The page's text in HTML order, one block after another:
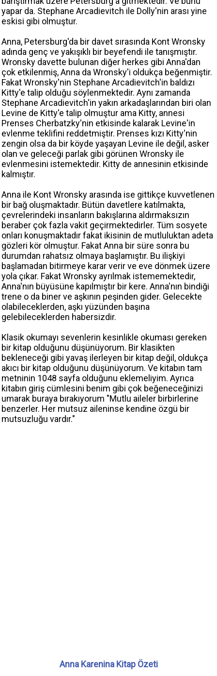
yapar da. Stephane Arcadievitch ile Dolly'nin arası yine
eskisi gibi olmuştur.
Anna, Petersburg'da bir davet sırasında Kont Wronsky
adında genç ve yakışıklı bir beyefendi ile tanışmıştır.
Wronsky davette bulunan diğer herkes gibi Anna'dan
çok etkilenmiş, Anna da Wronsky'i oldukça beğenmiştir.
Fakat Wronsky'nin Stephane Arcadievitch'in baldızı
Kitty'e talip olduğu söylenmektedir. Aynı zamanda
Stephane Arcadievitch'in yakın arkadaşlarından biri olan
Levine de Kitty'e talip olmuştur ama Kitty, annesi
Prenses Cherbatzky'nin etkisinde kalarak Levine'in
evlenme teklifini reddetmiştir. Prenses kızı Kitty'nin
zengin olsa da bir köyde yaşayan Levine ile değil, asker
olan ve geleceği parlak gibi görünen Wronsky ile
evlenmesini istemektedir. Kitty de annesinin etkisinde
kalmıştır.
Anna ile Kont Wronsky arasında ise gittikçe kuvvetlenen
bir bağ oluşmaktadır. Bütün davetlere katılmakta,
çevrelerindeki insanların bakışlarına aldırmaksızın
beraber çok fazla vakit geçirmektedirler. Tüm sosyete
onları konuşmaktadır fakat ikisinin de mutluluktan adeta
gözleri kör olmuştur. Fakat Anna bir süre sonra bu
durumdan rahatsız olmaya başlamıştır. Bu ilişkiyi
başlamadan bitirmeye karar verir ve eve dönmek üzere
yola çıkar. Fakat Wronsky ayrılmak istememektedir,
Anna'nın büyüsüne kapılmıştır bir kere. Anna'nın bindiği
trene o da biner ve aşkının peşinden gider. Gelecekte
olabileceklerden, aşkı yüzünden başına
gelebileceklerden habersizdir.
Klasik okumayı sevenlerin kesinlikle okuması gereken
bir kitap olduğunu düşünüyorum. Bir klasikten
bekleneceği gibi yavaş ilerleyen bir kitap değil, oldukça
akıcı bir kitap olduğunu düşünüyorum. Ve kitabın tam
metninin 1048 sayfa olduğunu eklemeliyim. Ayrıca
kitabın giriş cümlesini benim gibi çok beğeneceğinizi
umarak buraya bırakıyorum "Mutlu aileler birbirlerine
benzerler. Her mutsuz aileninse kendine özgü bir
mutsuzluğu vardır."
Anna Karenina Kitap Özeti